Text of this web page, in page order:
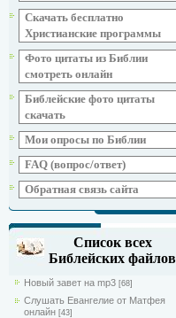
Скачать бесплатно
Христианские программы
Фото цитаты из Библии
смотреть онлайн
Библейские фото цитаты
скачать
Мои опросы по Библии
FAQ (вопрос/ответ)
Обратная связь сайта
Список всех
Библейских файлов
Новый завет на mp3 [68]
Слушать Евангелие от Матфея
онлайн [43]